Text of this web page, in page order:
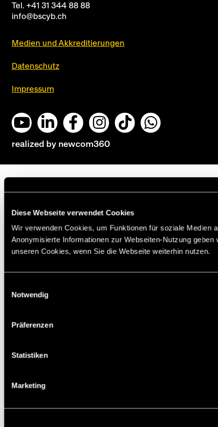
Diese Webseite verwendet Cookies
Wir verwenden Cookies, um Funktionen für soziale Medien
Anonymisierte Informationen zur Webseiten-Nutzung
unseren Cookies, wenn Sie die Webseite weiterhin nutzen.
Notwendig
Präferenzen
Statistiken
Marketing
Tel. +41 31 344 88 88
info@bscyb.ch
Medien und Akkreditierungen
Datenschutz
Impressum
realized by newcom360